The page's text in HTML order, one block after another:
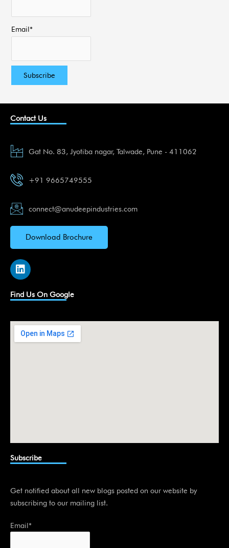
Email*
Contact Us
Gat No. 83, Jyotiba nagar, Talwade, Pune - 411062
+91 9665749555
connect@anudeepindustries.com
Download Brochure
L
i
k
e
i
n
Find Us On Google
Subscribe
Get notified about all new blogs posted on our website by
subscribing to our mailing list.
Email*